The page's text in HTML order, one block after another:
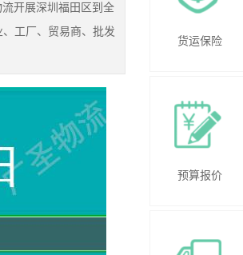
开展深圳福田区到全
工厂、贸易商、批发
货运保险
预算报价